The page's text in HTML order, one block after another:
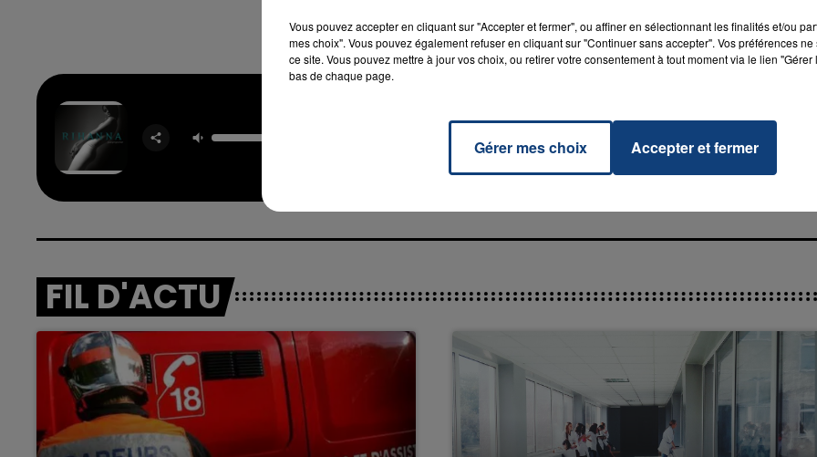
FIL D'ACTU
Vous pouvez accepter en cliquant sur "Accepter et fermer", ou affiner en sélectionnant les finalités et/ou
mes choix". Vous pouvez également refuser en cliquant sur "Continuer sans accepter". Vos préférences
ce site. Vous pouvez mettre à jour vos choix, ou retirer votre consentement à tout moment via le lien
bas de chaque page.
Gérer mes choix Accepter et fermer